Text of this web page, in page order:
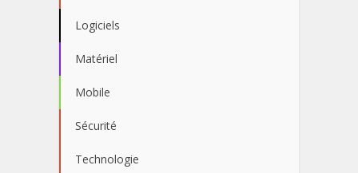
Logiciels
Matériel
Mobile
Sécurité
Technologie